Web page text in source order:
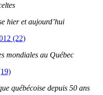
hier et aujourd’hui
(22)
mondiales au Québec
québécoise depuis 50 ans